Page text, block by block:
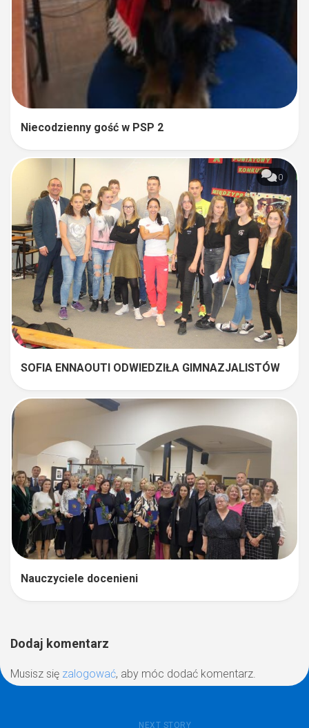
Niecodzienny gość w PSP 2
0
SOFIA ENNAOUTI ODWIEDZIŁA GIMNAZJALISTÓW
Nauczyciele docenieni
Dodaj komentarz
Musisz się zalogować, aby móc dodać komentarz.
NEXT STORY